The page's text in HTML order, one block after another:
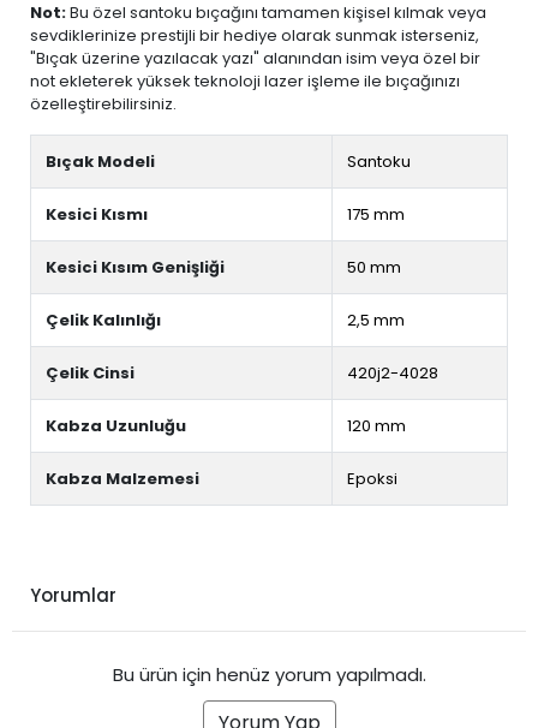
Not:Bu özel santoku bıçağını tamamen kişisel kılmak veya
sevdiklerinize prestijli bir hediye olarak sunmak isterseniz,
"Bıçak üzerine yazılacak yazı" alanından isim veya özel bir
not ekleterek yüksek teknoloji lazer işleme ile bıçağınızı
özelleştirebilirsiniz.
Bıçak Modeli Santoku
Kesici Kısmı 175 mm
Kesici Kısım Genişliği 50 mm
Çelik Kalınlığı 2,5 mm
Çelik Cinsi 420j2-4028
Kabza Uzunluğu 120 mm
Kabza Malzemesi Epoksi
Yorumlar
Bu ürün için henüz yorum yapılmadı.